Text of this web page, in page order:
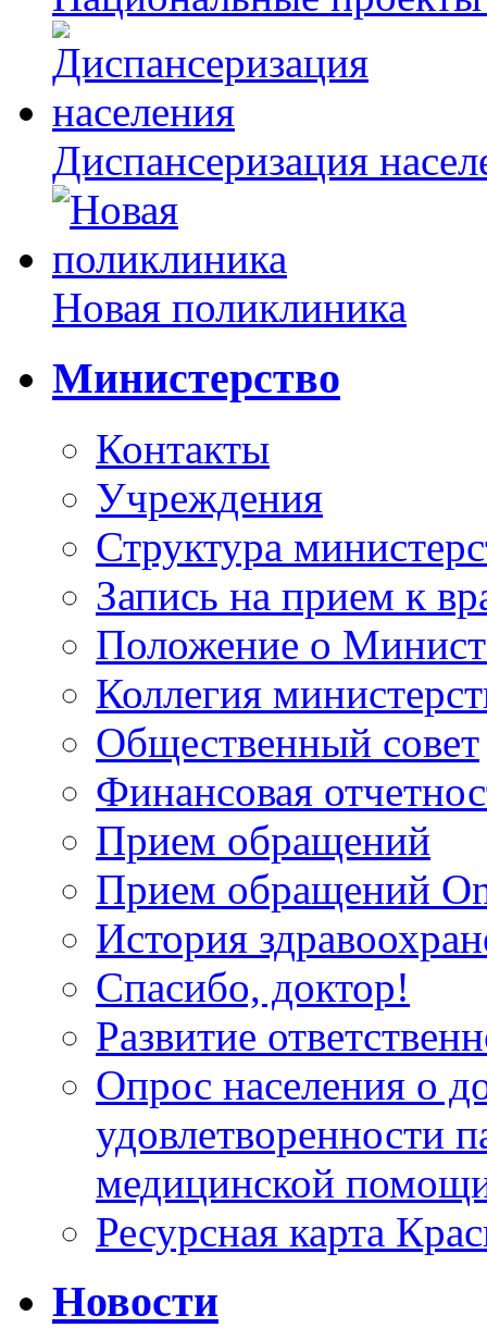
Диспансеризация
Новая поликлиника
Министерство
Контакты
Учреждения
Структура
Запись на прием к
Положение о
Коллегия
Общественный совет
Финансовая
Прием обращений
Прием обращений
История
Спасибо, доктор!
Развитие
Опрос населения о
удовлетворенности
медицинской
Ресурсная карта
Новости